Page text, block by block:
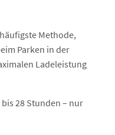
Methode,
Parken in der
Ladeleistung
28 Stunden – nur